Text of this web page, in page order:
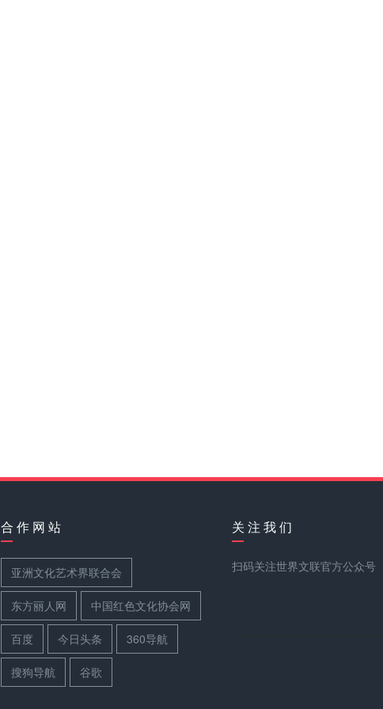
合 作 网 站
亚洲文化艺术界联合会
东方丽人网 中国红色文化协会网
百度 今日头条 360导航
搜狗导航 谷歌
关 注 我 们
扫码关注世界文联官方公众号